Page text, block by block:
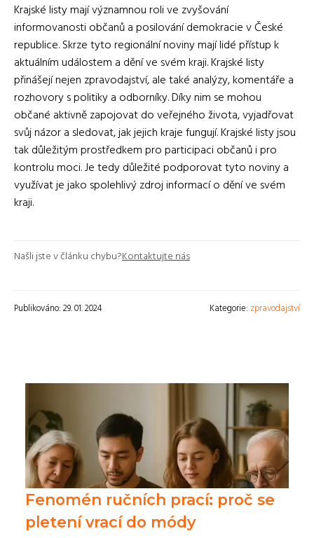
Krajské listy mají významnou roli ve zvyšování
informovanosti občanů a posilování demokracie v České
republice. Skrze tyto regionální noviny mají lidé přístup k
aktuálním událostem a dění ve svém kraji. Krajské listy
přinášejí nejen zpravodajství, ale také analýzy, komentáře a
rozhovory s politiky a odborníky. Díky nim se mohou
občané aktivně zapojovat do veřejného života, vyjadřovat
svůj názor a sledovat, jak jejich kraje fungují. Krajské listy jsou
tak důležitým prostředkem pro participaci občanů i pro
kontrolu moci. Je tedy důležité podporovat tyto noviny a
využívat je jako spolehlivý zdroj informací o dění ve svém
kraji.
Našli jste v článku chybu?Kontaktujte nás
Publikováno: 29. 01. 2024 Kategorie: zpravodajství
Fenomén ručních prací: proč se
pletení vrací do módy